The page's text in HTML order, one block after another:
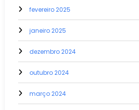
fevereiro 2025
janeiro 2025
dezembro 2024
outubro 2024
março 2024